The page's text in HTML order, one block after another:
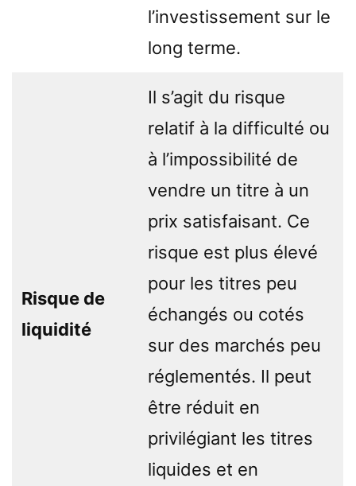
l’investissement sur le
long terme.
Risque de
liquidité
Il s’agit du risque
relatif à la difficulté ou
à l’impossibilité de
vendre un titre à un
prix satisfaisant. Ce
risque est plus élevé
pour les titres peu
échangés ou cotés
sur des marchés peu
réglementés. Il peut
être réduit en
privilégiant les titres
liquides et en